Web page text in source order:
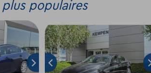
plus populaires